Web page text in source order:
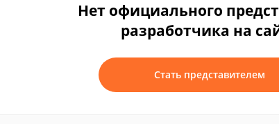
Нет официального
разработчика на
Стать представителем